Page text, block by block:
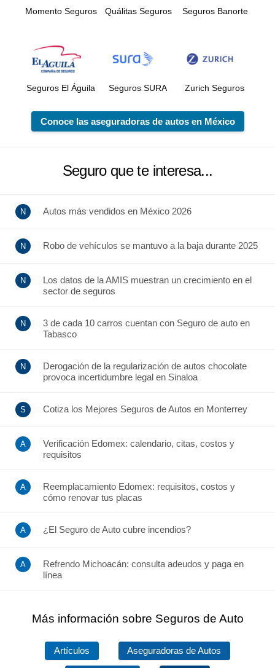
Momento Seguros Quálitas Seguros Seguros Banorte
Seguros El Águila Seguros SURA Zurich Seguros
Conoce las aseguradoras de autos en México
Seguro que te interesa...
Autos más vendidos en México 2026
Robo de vehículos se mantuvo a la baja durante 2025
Los datos de la AMIS muestran un crecimiento en el
sector de seguros
3 de cada 10 carros cuentan con Seguro de auto en
Tabasco
Derogación de la regularización de autos chocolate
provoca incertidumbre legal en Sinaloa
Cotiza los Mejores Seguros de Autos en Monterrey
Verificación Edomex: calendario, citas, costos y
requisitos
Reemplacamiento Edomex: requisitos, costos y
cómo renovar tus placas
¿El Seguro de Auto cubre incendios?
Refrendo Michoacán: consulta adeudos y paga en
línea
Más información sobre Seguros de Auto
Artículos Aseguradoras de Autos